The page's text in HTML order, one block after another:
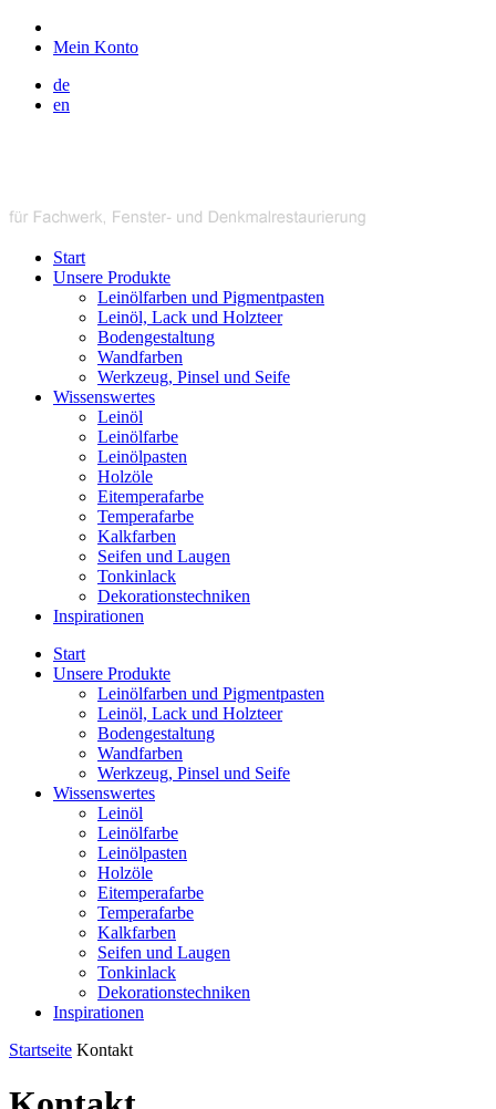
Mein Konto
de
en
Start
Unsere Produkte
Leinölfarben und Pigmentpasten
Leinöl, Lack und Holzteer
Bodengestaltung
Wandfarben
Werkzeug, Pinsel und Seife
Wissenswertes
Leinöl
Leinölfarbe
Leinölpasten
Holzöle
Eitemperafarbe
Temperafarbe
Kalkfarben
Seifen und Laugen
Tonkinlack
Dekorationstechniken
Inspirationen
Start
Unsere Produkte
Leinölfarben und Pigmentpasten
Leinöl, Lack und Holzteer
Bodengestaltung
Wandfarben
Werkzeug, Pinsel und Seife
Wissenswertes
Leinöl
Leinölfarbe
Leinölpasten
Holzöle
Eitemperafarbe
Temperafarbe
Kalkfarben
Seifen und Laugen
Tonkinlack
Dekorationstechniken
Inspirationen
Startseite Kontakt